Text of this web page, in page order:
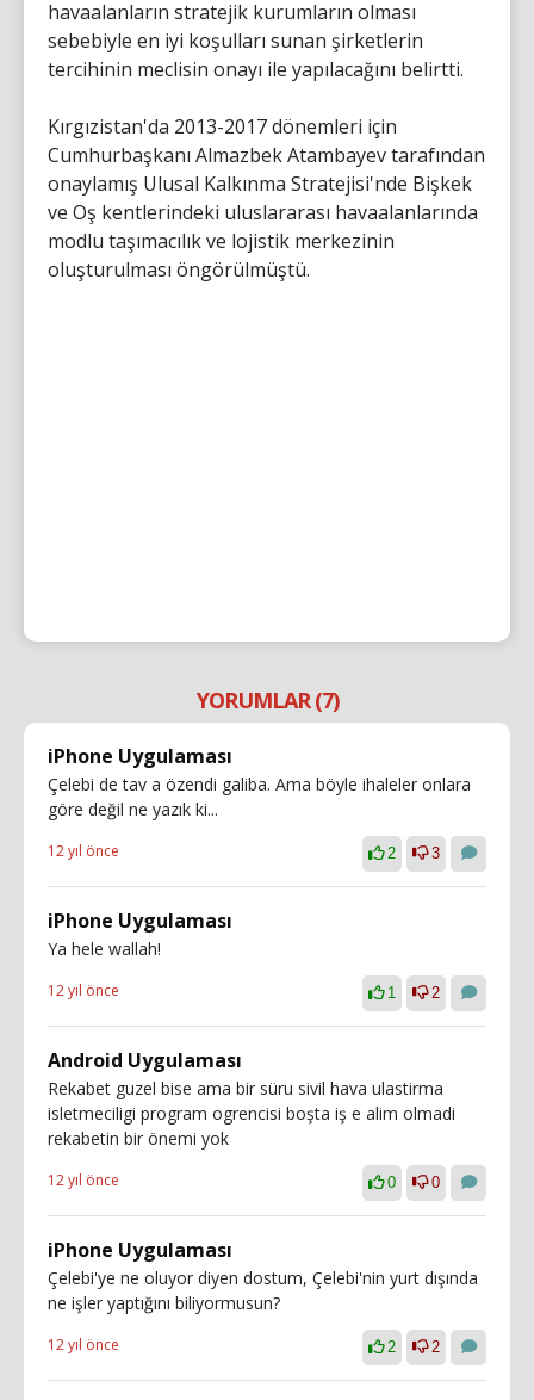
havaalanların stratejik kurumların olması
sebebiyle en iyi koşulları sunan şirketlerin
tercihinin meclisin onayı ile yapılacağını belirtti.
Kırgızistan'da 2013-2017 dönemleri için
Cumhurbaşkanı Almazbek Atambayev tarafından
onaylamış Ulusal Kalkınma Stratejisi'nde Bişkek
ve Oş kentlerindeki uluslararası havaalanlarında
modlu taşımacılık ve lojistik merkezinin
oluşturulması öngörülmüştü.
YORUMLAR (7)
iPhone Uygulaması
Çelebi de tav a özendi galiba. Ama böyle ihaleler onlara
göre değil ne yazık ki...
12 yıl önce 2 3
iPhone Uygulaması
Ya hele wallah!
12 yıl önce 1 2
Android Uygulaması
Rekabet guzel bise ama bir süru sivil hava ulastirma
isletmeciligi program ogrencisi boşta iş e alim olmadi
rekabetin bir önemi yok
12 yıl önce 0 0
iPhone Uygulaması
Çelebi'ye ne oluyor diyen dostum, Çelebi'nin yurt dışında
ne işler yaptığını biliyormusun?
12 yıl önce 2 2